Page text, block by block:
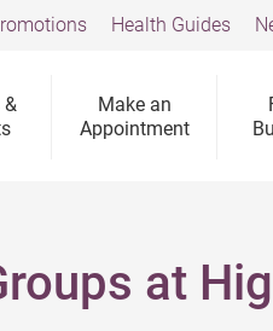
&
Make an
Appointment
Health Guides
at